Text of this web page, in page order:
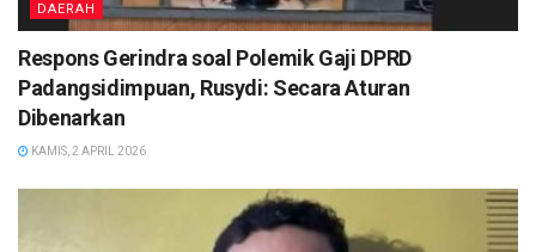
DAERAH
Respons Gerindra soal Polemik Gaji DPRD
Padangsidimpuan, Rusydi: Secara Aturan
Dibenarkan
KAMIS, 2 APRIL 2026